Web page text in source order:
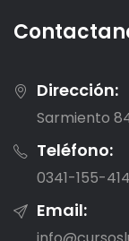
Dirección:
Sarmiento
Teléfono:
0341-155-
Email: